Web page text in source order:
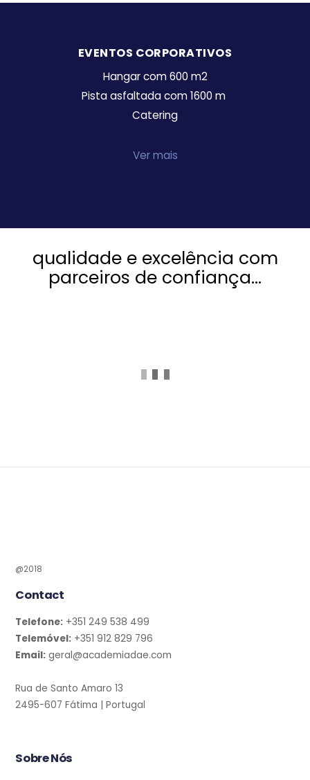
EVENTOS CORPORATIVOS
Hangar com 600 m2
Pista asfaltada com 1600 m
Catering
Ver mais
qualidade e excelência com
parceiros de confiança...
@2018
Contact
Telefone: +351 249 538 499
Telemóvel: +351 912 829 796
Email: geral@academiadae.com
Rua de Santo Amaro 13
2495-607 Fátima | Portugal
Sobre Nós